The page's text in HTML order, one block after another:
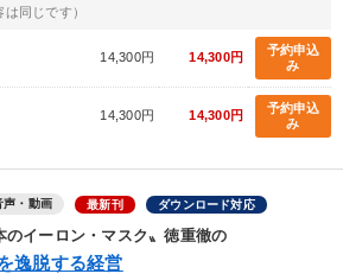
生き方の指針
ーワード」を更新いただけます。
は同じです）
14,300円 14,300円
予約申込
み
14,300円 14,300円
予約申込
み
声・動画 最新刊 ダウンロード対応
のイーロン・マスク〟徳重徹の
逸脱する経営